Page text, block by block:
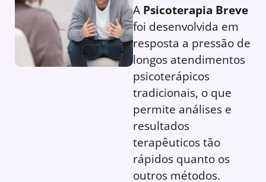
A Psicoterapia Breve
foi desenvolvida em
resposta a pressão de
longos atendimentos
psicoterápicos
tradicionais, o que
permite análises e
resultados
terapêuticos tão
rápidos quanto os
outros métodos.